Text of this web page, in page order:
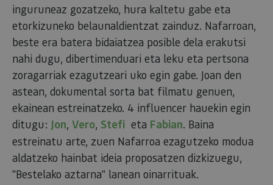
inguruneaz gozatzeko, hura kaltetu gabe eta
etorkizuneko belaunaldientzat zainduz. Nafarroan,
beste era batera bidaiatzea posible dela erakutsi
nahi dugu, dibertimenduari eta leku eta pertsona
zoragarriak ezagutzeari uko egin gabe. Joan den
astean, dokumental sorta bat filmatu genuen,
ekainean estreinatzeko. 4 influencer hauekin egin
ditugu: Jon, Vero, Stefi eta Fabian. Baina
estreinatu arte, zuen Nafarroa ezagutzeko modua
aldatzeko hainbat ideia proposatzen dizkizuegu,
"Bestelako aztarna" lanean oinarrituak.